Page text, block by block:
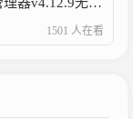
安卓RE管理器v4.12.9无广告版
1501 人在看